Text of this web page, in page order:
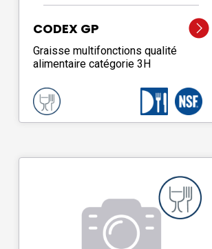
CODEX GP
Graisse multifonctions qualité
alimentaire catégorie 3H